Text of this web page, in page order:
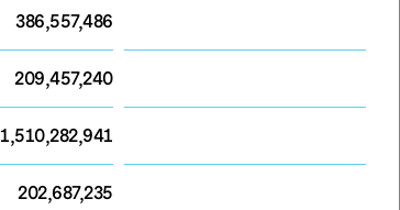
386,557,486
209,457,240
1,510,282,941
202,687,235